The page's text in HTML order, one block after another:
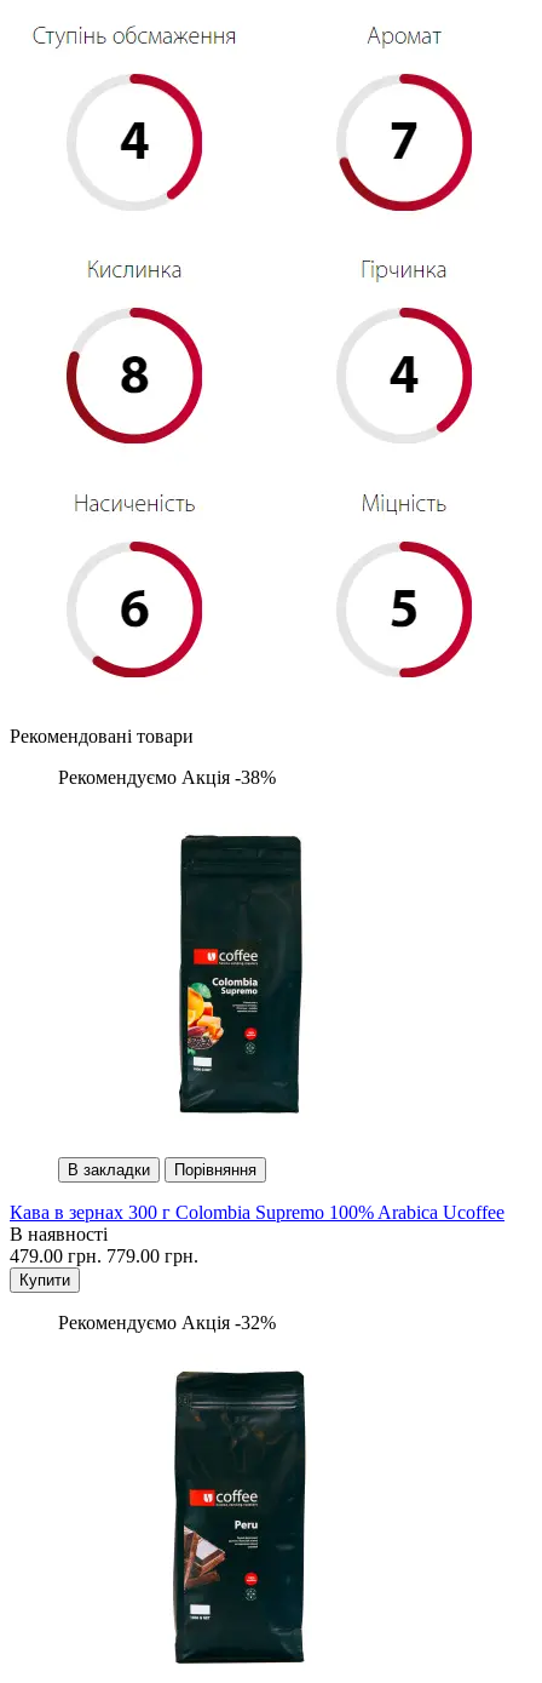
Рекомендовані товари
Рекомендуємо Акція -38%
В закладки Порівняння
Кава в зернах 300 г Colоmbia Supremo 100% Arabica Ucoffee
В наявності
479.00 грн. 779.00 грн.
Купити
Рекомендуємо Акція -32%